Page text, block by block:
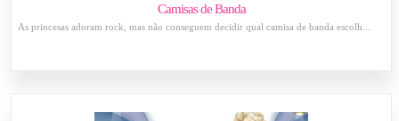
Camisas de Banda
As princesas adoram rock, mas não conseguem decidir qual camisa de banda escolh...